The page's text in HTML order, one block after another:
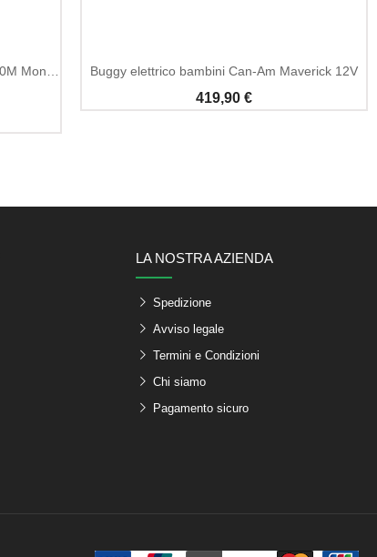
Buggy elettrico bambini Can-Am Maverick 12V
419,90 €
LA NOSTRA AZIENDA
Spedizione
Avviso legale
Termini e Condizioni
Chi siamo
Pagamento sicuro